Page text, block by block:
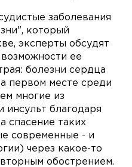
заболевания
который
эксперты обсудят
ее
болезни сердца
первом месте среди
многие из
благодаря
спасение таких
современные - и
через какое-то
обострением.